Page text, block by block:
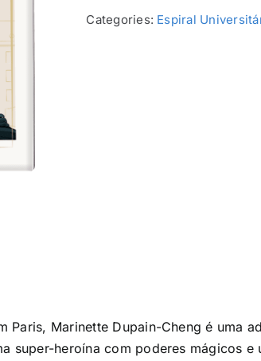
Categories: Espiral
Marinette Dupain-Cheng é uma
super-heroína com poderes mágicos e